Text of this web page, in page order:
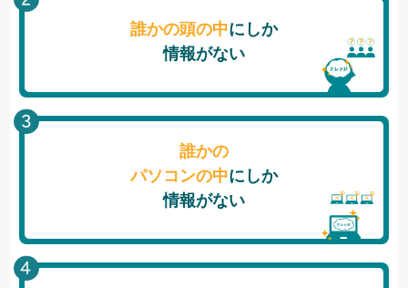
誰かの頭の中にしか
情報がない
誰かの
パソコンの中にしか
情報がない